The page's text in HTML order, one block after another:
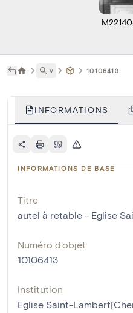
˅ 10106413
INFORMATIONS
INFORMATIONS DE BASE
Titre
autel à retable - Eglise
Numéro d'objet
10106413
Institution
Eglise Saint-